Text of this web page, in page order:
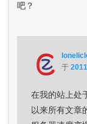
吧？
于
在我的站上处
以来所有文章